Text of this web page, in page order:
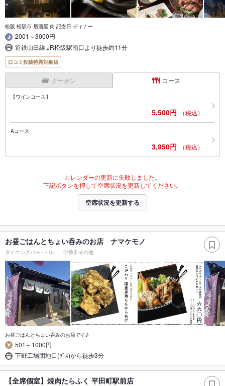
松阪 松阪市 居酒屋 肉 記念日 ディナー
2001～3000円
近鉄山田線,JR松阪駅南口より徒歩約11分
口コミ投稿特典対象店
クーポン コース
【ワインコース】
5,500円 （税込）
Aコース
3,950円 （税込）
カレンダーの更新に失敗しました。
下記ボタンを押して空席状況を更新してください。
空席状況を更新する
お昼ごはんとちょい呑みのお店 ナマケモノ
ダイニングバー・バル 伊勢市その他
お昼ごはんとちょい呑みのお店です♪
501～1000円
下野工場団地口(ﾊﾞｽ)から徒歩3分
【全席個室】焼肉たらふく 平田町駅前店